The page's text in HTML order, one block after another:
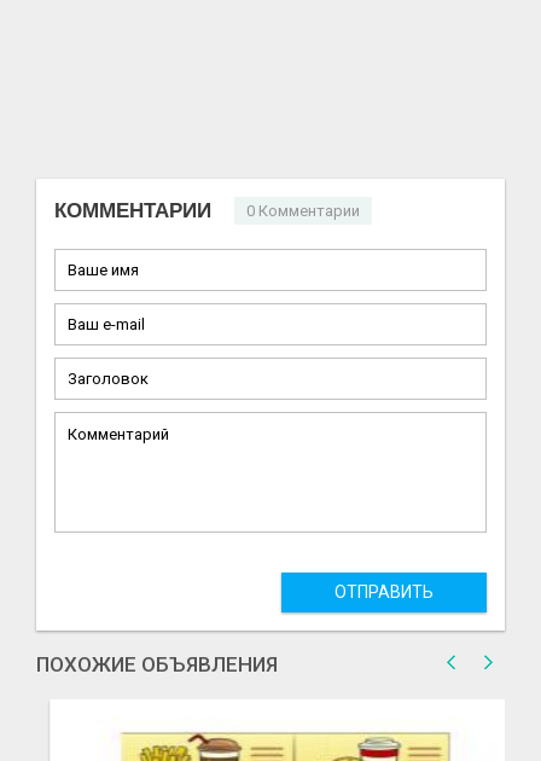
КОММЕНТАРИИ 0 Комментарии
ОТПРАВИТЬ
ПОХОЖИЕ ОБЪЯВЛЕНИЯ